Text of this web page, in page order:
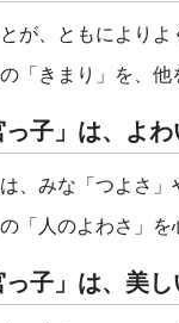
が、ともによりよ
「きまり」を、他
子」は、よわ
、みな「つよさ」
「人のよわさ」
子」は、美し